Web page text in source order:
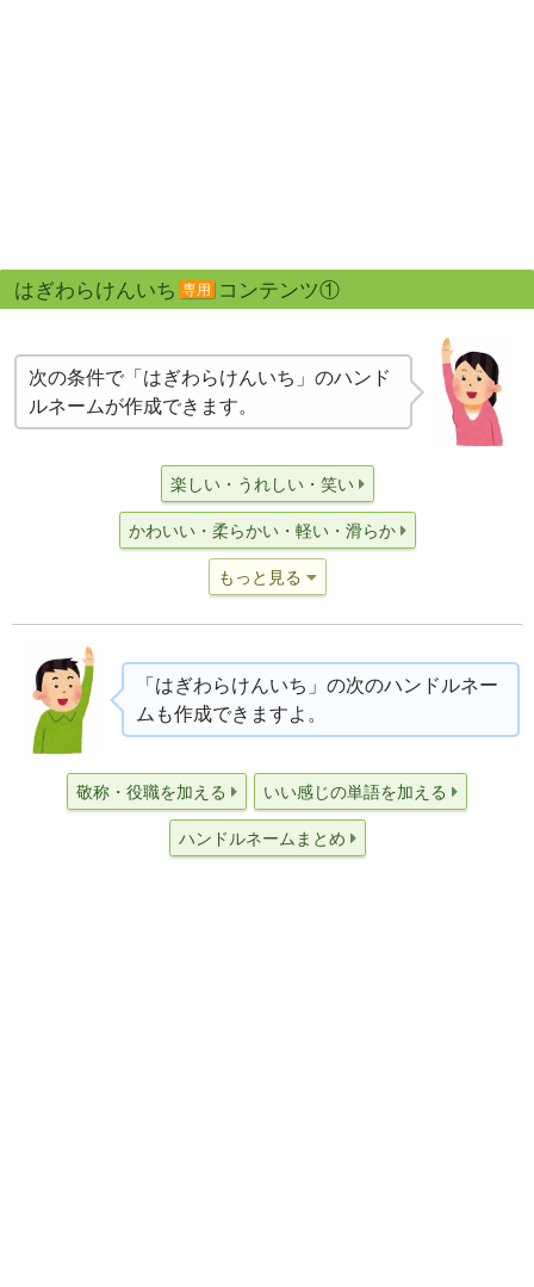
はぎわらけんいち 専用 コンテンツ①
次の条件で「はぎわらけんいち」のハンド
ルネームが作成できます。
楽しい・うれしい・笑い
かわいい・柔らかい・軽い・滑らか
もっと見る
「はぎわらけんいち」の次のハンドルネー
ムも作成できますよ。
敬称・役職を加える いい感じの単語を加える
ハンドルネームまとめ